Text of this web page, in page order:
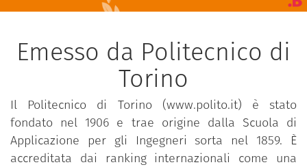
Emesso da Politecnico di
Torino
Il Politecnico di Torino (www.polito.it) è stato
fondato nel 1906 e trae origine dalla Scuola di
Applicazione per gli Ingegneri sorta nel 1859. È
accreditata dai ranking internazionali come una